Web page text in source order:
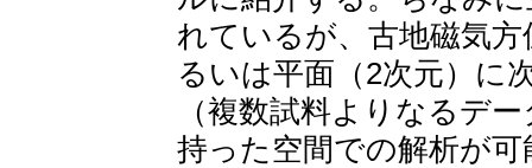
れているが、古地磁気
るいは平面（2次元）に
（複数試料よりなるデ
持った空間での解析が